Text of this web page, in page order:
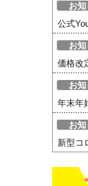
お
公式
お
価格改
お
年末年
お
新型コ